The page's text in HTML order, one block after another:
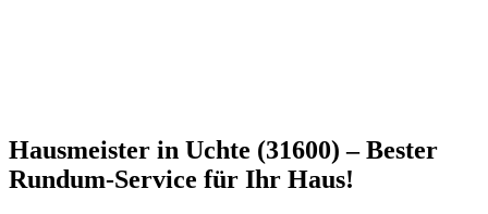
Hausmeister in Uchte (31600) – Bester
Rundum-Service für Ihr Haus!